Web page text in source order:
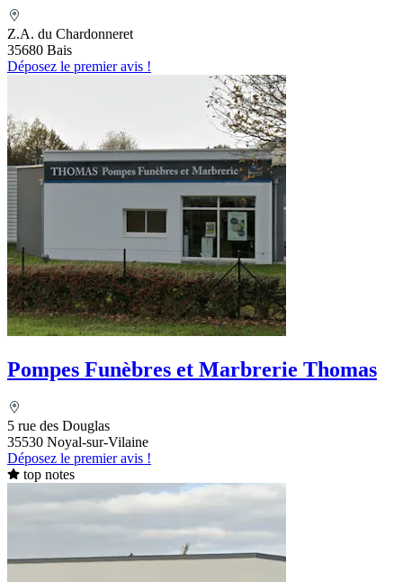
Z.A. du Chardonneret
35680 Bais
Déposez le premier avis !
Pompes Funèbres et Marbrerie Thomas
5 rue des Douglas
35530 Noyal-sur-Vilaine
Déposez le premier avis !
top notes